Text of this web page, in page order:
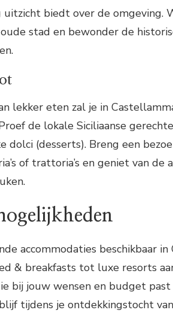
biedt over de omgeving.
stad en bewonder de
lekker eten zal je in
de lokale Siciliaanse
dolci (desserts). Breng een
of trattoria’s en geniet van de
accommodaties beschikbaar
& breakfasts tot luxe resorts
bij jouw wensen en budget
tijdens je ontdekkingstocht